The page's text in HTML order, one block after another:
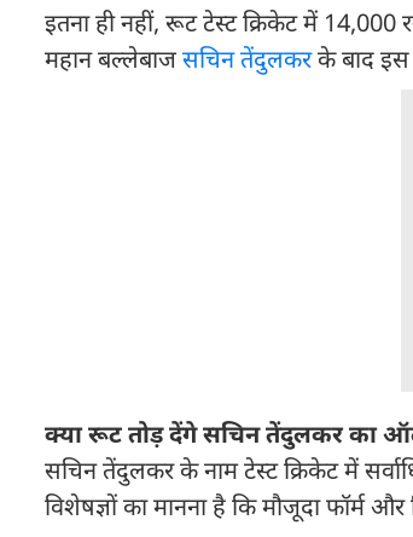
इतना ही नहीं, रूट टेस्ट क्रिकेट में
महान बल्लेबाजसचिन तेंदुलकरके बाद इस
क्या रूट तोड़ देंगे सच‍िन तेंदुलकर का
सचिन तेंदुलकर के नाम टेस्ट क्रिकेट में
विशेषज्ञों का मानना है कि मौजूदा फॉर्म